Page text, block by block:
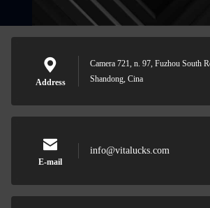
Address
Camera 721, n. 97, Fuzhou South
Shandong, Cina
E-mail
info@vitalucks.com